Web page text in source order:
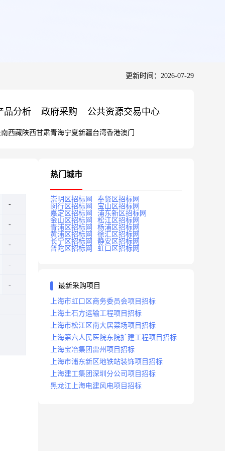
更新时间：2026-07-29
品分析 政府采购 公共资源交易中心
西藏陕西甘肃青海宁夏新疆台湾香港澳门
热门城市
崇明区招标网
奉贤区招标网
闵行区招标网
宝山区招标网
嘉定区招标网
浦东新区招标网
金山区招标网
松江区招标网
青浦区招标网
杨浦区招标网
黄浦区招标网
徐汇区招标网
长宁区招标网
静安区招标网
普陀区招标网
虹口区招标网
最新采购项目
上海市虹口区商务委员会项目招标
上海土石方运输工程项目招标
上海市松江区南大居菜场项目招标
上海第六人民医院东院扩建工程项目招标
上海宝冶集团雷州项目招标
上海市浦东新区地铁站装饰项目招标
上海建工集团深圳分公司项目招标
黑龙江上海电建风电项目招标